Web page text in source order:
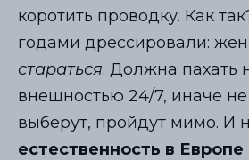
коротить проводку. Как
годами дрессировали:
стараться. Должна пахать
внешностью 24/7, иначе не
выберут, пройдут мимо. И
естественность в Европе